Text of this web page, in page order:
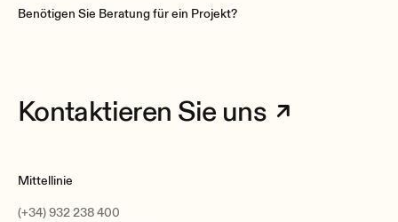
Benötigen Sie Beratung für ein Projekt?
Kontaktieren Sie uns
Mittellinie
(+34) 932 238 400